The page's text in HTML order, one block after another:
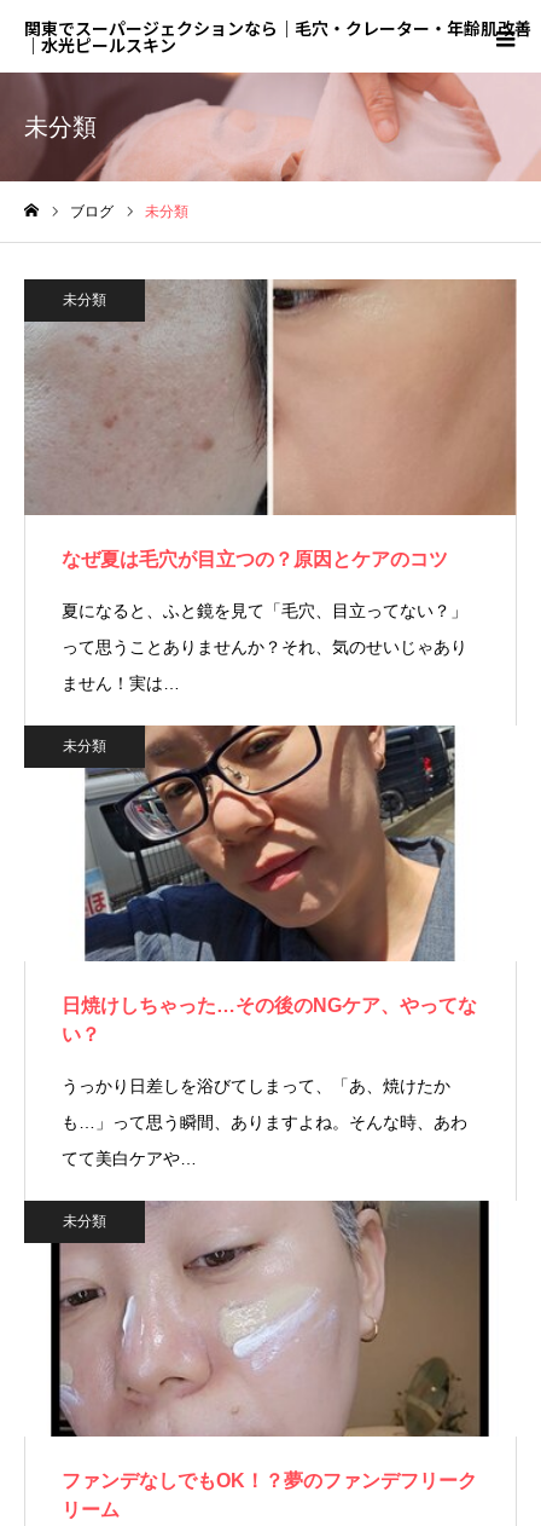
関東でスーパージェクションなら｜毛穴・クレーター・年齢肌改善
｜水光ピールスキン
未分類
ブログ 未分類
未分類
なぜ夏は毛穴が目立つの？原因とケアのコツ
夏になると、ふと鏡を見て「毛穴、目立ってない？」
って思うことありませんか？それ、気のせいじゃあり
ません！実は…
未分類
日焼けしちゃった…その後のNGケア、やってな
い？
うっかり日差しを浴びてしまって、「あ、焼けたか
も…」って思う瞬間、ありますよね。そんな時、あわ
てて美白ケアや…
未分類
ファンデなしでもOK！？夢のファンデフリーク
リーム